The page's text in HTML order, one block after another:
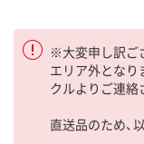
※大変申し訳ご
エリア外となり
クルよりご連絡
直送品のため、